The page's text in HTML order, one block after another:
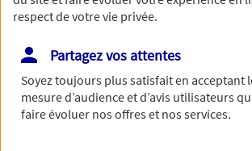
Vous disposez de droits sur les informations vous
plus d’informations,cliquez ici.
respect de votre vie privée.
Partagez vos attentes
Soyez toujours plus satisfait en acceptant
mesure d’audience et d’avis utilisateurs
faire évoluer nos offres et nos services.